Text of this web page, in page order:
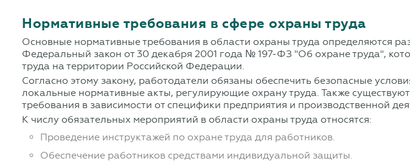
Нормативные требования в сфере охраны труда
Основные нормативные требования в областиохраны труда определяются
Федеральный закон от 30 декабря 2001 года № 197-ФЗ "Об охране труда",
труда на территории Российской Федерации.
Согласно этому закону, работодатели обязаны обеспечить безопасные
локальные нормативные акты, регулирующие охрану труда. Также
требования в зависимости от специфики предприятия и производственной
К числу обязательных мероприятий в области охраны труда относятся:
Проведение инструктажей по охране труда для работников.
Обеспечение работников средствами индивидуальной защиты.